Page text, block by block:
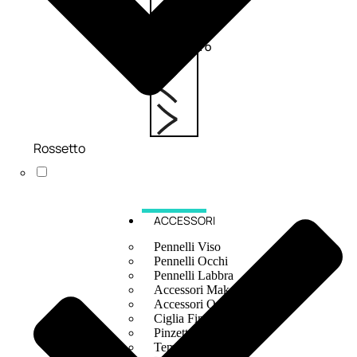
ESAURITO
ACCESSORI
Pennelli Viso
Pennelli Occhi
Pennelli Labbra
Accessori Make Up
Accessori Occhi
Ciglia Finte
Pinzette
Temperamatite
Rossetto